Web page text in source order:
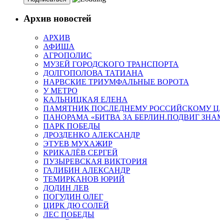
Архив новостей
АРХИВ
АФИША
АГРОПОЛИС
МУЗЕЙ ГОРОДСКОГО ТРАНСПОРТА
ДОЛГОПОЛОВА ТАТИАНА
НАРВСКИЕ ТРИУМФАЛЬНЫЕ ВОРОТА
У МЕТРО
КАЛЬНИЦКАЯ ЕЛЕНА
ПАМЯТНИК ПОСЛЕДНЕМУ РОССИЙСКОМУ
ПАНОРАМА «БИТВА ЗА БЕРЛИН.ПОДВИГ
ПАРК ПОБЕДЫ
ДРОЗДЕНКО АЛЕКСАНДР
ЭТУЕВ МУХАЖИР
КРИКАЛЁВ СЕРГЕЙ
ПУЗЫРЕВСКАЯ ВИКТОРИЯ
ГАЛИБИН АЛЕКСАНДР
ТЕМИРКАНОВ ЮРИЙ
ДОДИН ЛЕВ
ПОГУДИН ОЛЕГ
ЦИРК ДЮ СОЛЕЙ
ЛЕС ПОБЕДЫ